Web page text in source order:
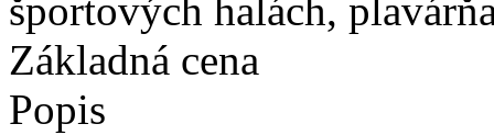
športových halách,
Základná cena
Popis